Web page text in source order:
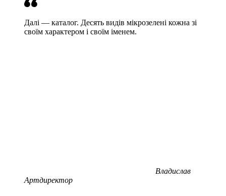
Далі — каталог. Десять видів мікрозелені кожна зі
своїм характером і своїм іменем.
Владислав
Артдиректор